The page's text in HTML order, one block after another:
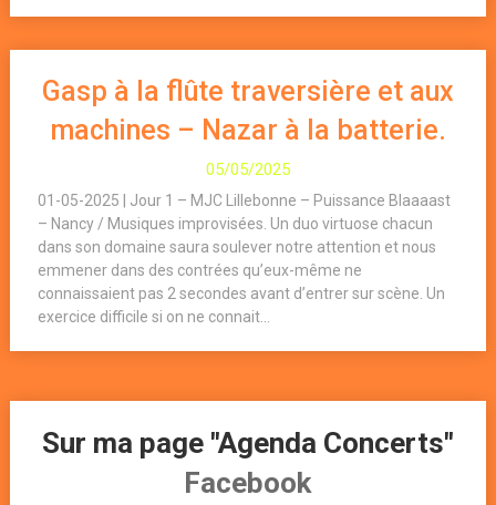
Gasp à la flûte traversière et aux
machines – Nazar à la batterie.
05/05/2025
01-05-2025 | Jour 1 – MJC Lillebonne – Puissance Blaaaast
– Nancy / Musiques improvisées. Un duo virtuose chacun
dans son domaine saura soulever notre attention et nous
emmener dans des contrées qu’eux-même ne
connaissaient pas 2 secondes avant d’entrer sur scène. Un
exercice difficile si on ne connait...
Sur ma page "Agenda Concerts"
Facebook